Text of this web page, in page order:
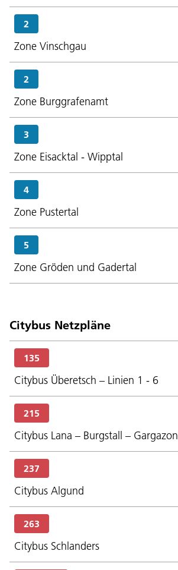
2
Zone Vinschgau
2
Zone Burggrafenamt
3
Zone Eisacktal - Wipptal
4
Zone Pustertal
5
Zone Gröden und Gadertal
Citybus Netzpläne
135
Citybus Überetsch – Linien 1 - 6
215
Citybus Lana – Burgstall – Gargazon
237
Citybus Algund
263
Citybus Schlanders